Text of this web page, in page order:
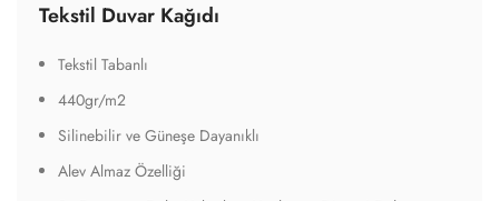
Tekstil Duvar Kağıdı
Tekstil Tabanlı
440gr/m2
Silinebilir ve Güneşe Dayanıklı
Alev Almaz Özelliği